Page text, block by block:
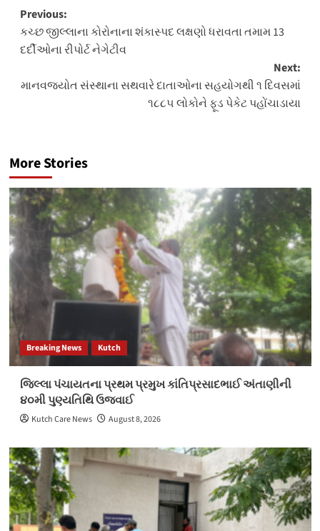
Post
navigation
Previous:
કચ્છ જીલ્લાના કોરોનાના શંકાસ્પદ લક્ષણો ધરાવતા તમામ 13
દર્દીઓના રીપોર્ટ નેગેટીવ
Next:
માનવજ્યોત સંસ્થાના સથવારે દાતાઓના સહયોગથી ૧ દિવસમાં
૧૮૮૫ લોકોને ફૂડ પેકેટ પહોંચાડાયા
More Stories
Breaking News Kutch
જિલ્લા પંચાયતના પ્રથમ પ્રમુખ કાંતિપ્રસાદભાઈ અંતાણીની
૪૦મી પુણ્યતિથિ ઉજવાઈ
Kutch Care News August 8, 2026